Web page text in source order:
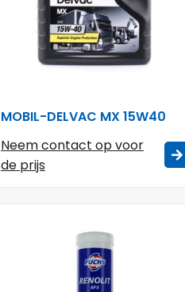
MOBIL-DELVAC MX 15W40
Neem contact op voor
de prijs